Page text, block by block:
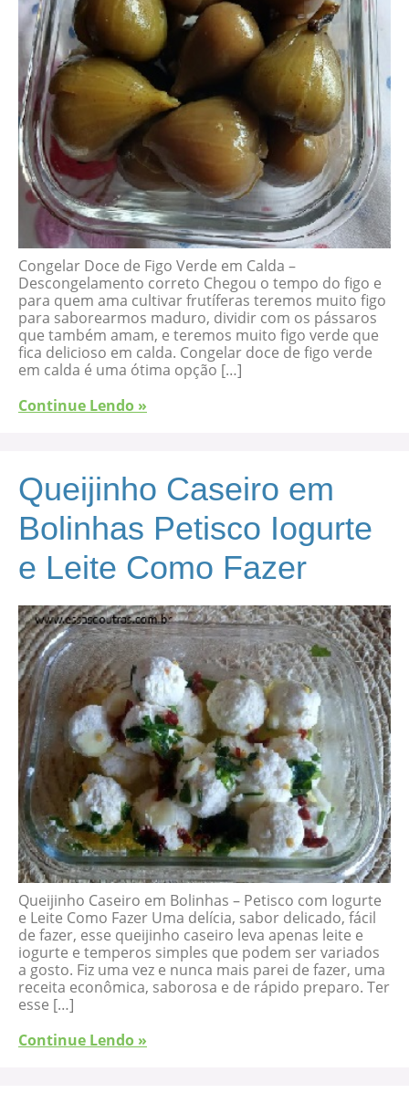
Congelar Doce de Figo Verde em Calda –
Descongelamento correto Chegou o tempo do figo e
para quem ama cultivar frutíferas teremos muito figo
para saborearmos maduro, dividir com os pássaros
que também amam, e teremos muito figo verde que
fica delicioso em calda. Congelar doce de figo verde
em calda é uma ótima opção […]
Continue Lendo »
Queijinho Caseiro em
Bolinhas Petisco Iogurte
e Leite Como Fazer
Queijinho Caseiro em Bolinhas – Petisco com Iogurte
e Leite Como Fazer Uma delícia, sabor delicado, fácil
de fazer, esse queijinho caseiro leva apenas leite e
iogurte e temperos simples que podem ser variados
a gosto. Fiz uma vez e nunca mais parei de fazer, uma
receita econômica, saborosa e de rápido preparo. Ter
esse […]
Continue Lendo »